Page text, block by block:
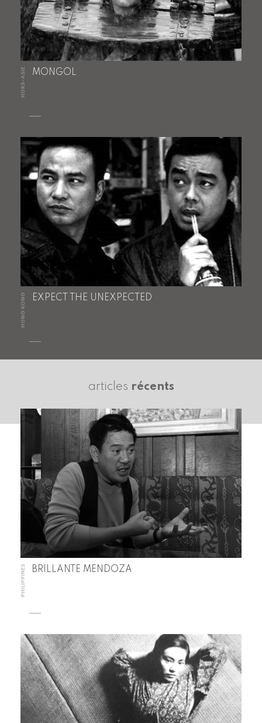
HORS-ASIE MONGOL
HONG KONG EXPECT THE UNEXPECTED
articles récents
PHILIPPINES BRILLANTE MENDOZA